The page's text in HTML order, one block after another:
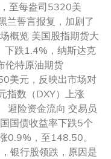
至每盎司5320美
兰誓言报复，加剧了
概览 美国股指期货大
下跌1.4%，纳斯达克
伦特原油期货
美元，反映出市场对
指数（DXY）上涨
避险资金流向 交易员
国债收益率下跌5个
0.9%，至148.50。
银行股领跌，原因是